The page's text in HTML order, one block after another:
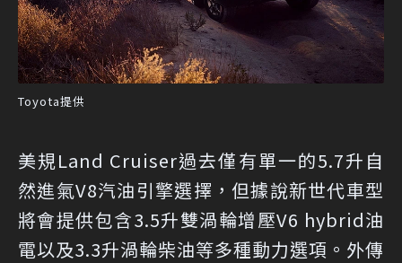
Toyota提供
美規Land Cruiser過去僅有單一的5.7升自
然進氣V8汽油引擎選擇，但據說新世代車型
將會提供包含3.5升雙渦輪增壓V6 hybrid油
電以及3.3升渦輪柴油等多種動力選項。外傳